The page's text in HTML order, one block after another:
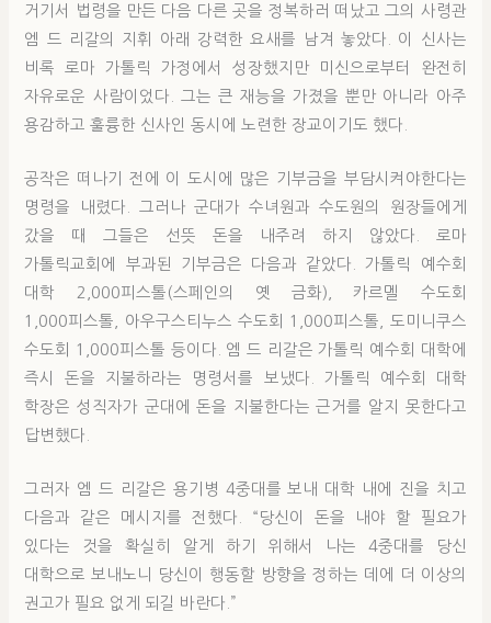
거기서 법령을 만든 다음 다른 곳을 정복하러 떠났고 그의 사령관
엠 드 리갈의 지휘 아래 강력한 요새를 남겨 놓았다. 이 신사는
비록 로마 가톨릭 가정에서 성장했지만 미신으로부터 완전히
자유로운 사람이었다. 그는 큰 재능을 가졌을 뿐만 아니라 아주
용감하고 훌륭한 신사인 동시에 노련한 장교이기도 했다.
공작은 떠나기 전에 이 도시에 많은 기부금을 부담시켜야한다는
명령을 내렸다. 그러나 군대가 수녀원과 수도원의 원장들에게
갔을 때 그들은 선뜻 돈을 내주려 하지 않았다. 로마
가톨릭교회에 부과된 기부금은 다음과 같았다. 가톨릭 예수회
대학 2,000피스톨(스페인의 옛 금화), 카르멜 수도회
1,000피스톨, 아우구스티누스 수도회 1,000피스톨, 도미니쿠스
수도회 1,000피스톨 등이다. 엠 드 리갈은 가톨릭 예수회 대학에
즉시 돈을 지불하라는 명령서를 보냈다. 가톨릭 예수회 대학
학장은 성직자가 군대에 돈을 지불한다는 근거를 알지 못한다고
답변했다.
그러자 엠 드 리갈은 용기병 4중대를 보내 대학 내에 진을 치고
다음과 같은 메시지를 전했다. “당신이 돈을 내야 할 필요가
있다는 것을 확실히 알게 하기 위해서 나는 4중대를 당신
대학으로 보내노니 당신이 행동할 방향을 정하는 데에 더 이상의
권고가 필요 없게 되길 바란다.”